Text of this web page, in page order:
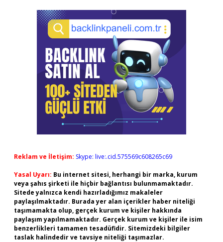
Reklam ve İletişim: Skype: live:.cid.575569c608265c69
Yasal Uyarı: Bu internet sitesi, herhangi bir marka, kurum
veya şahıs şirketi ile hiçbir bağlantısı bulunmamaktadır.
Sitede yalnızca kendi hazırladığımız makaleler
paylaşılmaktadır. Burada yer alan içerikler haber niteliği
taşımamakta olup, gerçek kurum ve kişiler hakkında
paylaşım yapılmamaktadır. Gerçek kurum ve kişiler ile isim
benzerlikleri tamamen tesadüfidir. Sitemizdeki bilgiler
taslak halindedir ve tavsiye niteliği taşımazlar.